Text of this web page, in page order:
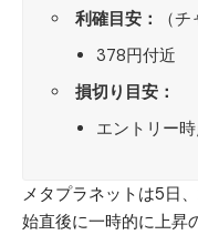
利確目安：
（
378円付近
損切り目安：
エントリー
メタプラネット は5日
始直後に一時的に上昇